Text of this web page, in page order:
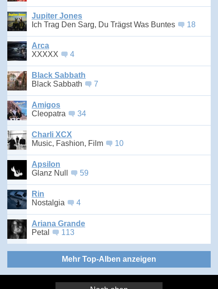
Jupiter Jones
Ich Trag Den Sarg, Du Trägst Was Buntes
18
Arca
XXXXX
4
Black Sabbath
Black Sabbath
7
Amigos
Cleopatra
34
Charli XCX
Music, Fashion, Film
10
Apsilon
Glanz Null
59
Rin
Nostalgia
4
Ariana Grande
Petal
113
Mehr Top-Alben anzeigen